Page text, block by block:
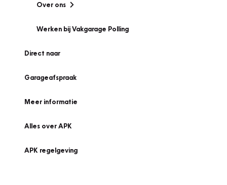
Over ons
Werken bij Vakgarage Polling
Direct naar
Garageafspraak
Meer informatie
Alles over APK
APK regelgeving